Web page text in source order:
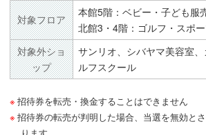
対象フロア
本館5階：ベビー・子ども服
北館3・4階：ゴルフ・スポ
対象外ショ
ップ
サンリオ、シバヤマ美容室
ルフスクール
招待券を転売・換金することはできません
招待券の転売が判明した場合、当選を無効と